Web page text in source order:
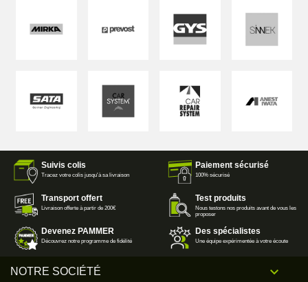
Suivis colis
Tracez votre colis jusqu'à sa livraison
Paiement sécurisé
100% sécurisé
Transport offert
Livraison offerte à partir de 200€
Test produits
Nous testons nos produits avant de vous les
proposer
Devenez PAMMER
Découvrez notre programme de fidélité
Des spécialistes
Une équipe expérimentée à votre écoute
NOTRE SOCIÉTÉ 